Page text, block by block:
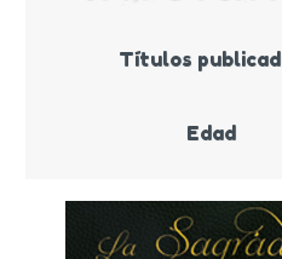
Títulos
Edad